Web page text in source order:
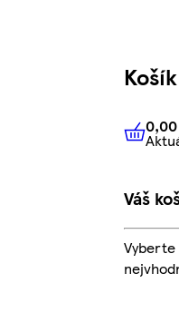
Košík
Váš
Vyberte